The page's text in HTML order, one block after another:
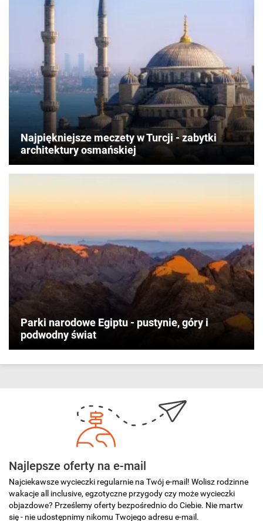
Najpiękniejsze meczety w Turcji - zabytki
architektury osmańskiej
Parki narodowe Egiptu - pustynie, góry i
podwodny świat
Najlepsze oferty na e-mail
Najciekawsze wycieczki regularnie na Twój e-mail! Wolisz rodzinne
wakacje all inclusive, egzotyczne przygody czy może wycieczki
objazdowe? Prześlemy oferty bezpośrednio do Ciebie. Nie martw
się - nie udostępnimy nikomu Twojego adresu e-mail.